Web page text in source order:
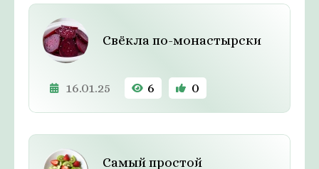
Свёкла по-монастырски
16.01.25 6 0
Самый простой